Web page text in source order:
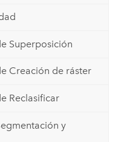
Superposición
Creación de ráster
Reclasificar
y